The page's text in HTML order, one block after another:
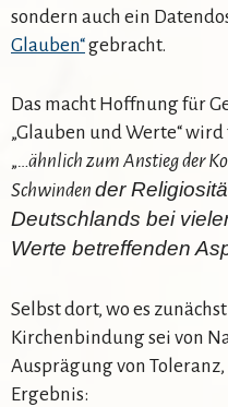
sondern auch ein
Glauben“gebracht.
Das macht Hoffnung für
„Glauben und Werte“
„…ähnlich zum Anstieg der
Schwinden der
Deutschlands bei
Werte betreffenden
Selbst dort, wo es
Kirchenbindung sei von
Ausprägung von
Ergebnis: